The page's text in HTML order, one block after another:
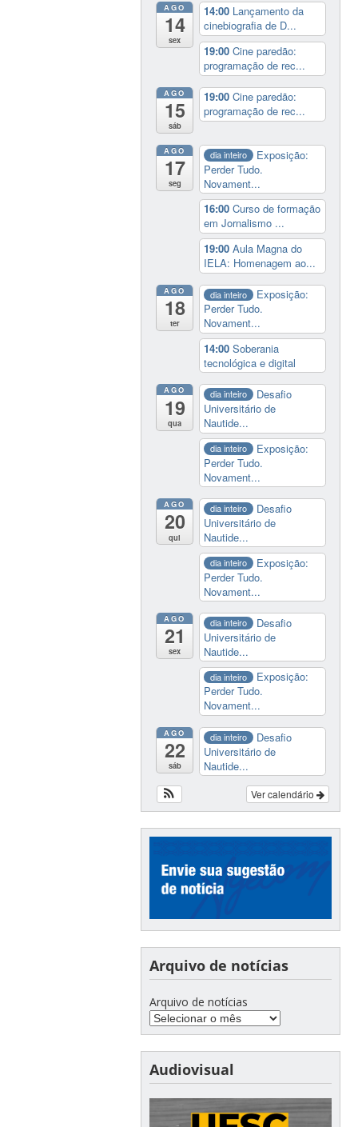
AGO
14
sex
14:00 Lançamento da
cinebiografia de D...
19:00Cine paredão:
programação de rec...
AGO
15
sáb
19:00Cine paredão:
programação de rec...
AGO
17
seg
dia inteiro
Exposição:
Perder Tudo.
Novament...
16:00Curso de formação
em Jornalismo ...
19:00Aula Magna do
IELA: Homenagem ao...
AGO
18
ter
dia inteiro
Exposição:
Perder Tudo.
Novament...
14:00Soberania
tecnológica e digital
AGO
19
qua
dia inteiro
Desafio
Universitário de
Nautide...
dia inteiro
Exposição:
Perder Tudo.
Novament...
AGO
20
qui
dia inteiro
Desafio
Universitário de
Nautide...
dia inteiro
Exposição:
Perder Tudo.
Novament...
AGO
21
sex
dia inteiro
Desafio
Universitário de
Nautide...
dia inteiro
Exposição:
Perder Tudo.
Novament...
AGO
22
sáb
dia inteiro
Desafio
Universitário de
Nautide...
Ver calendário
Arquivo de notícias
Arquivo de notícias
Audiovisual